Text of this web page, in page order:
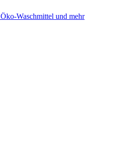
Öko-Waschmittel und mehr